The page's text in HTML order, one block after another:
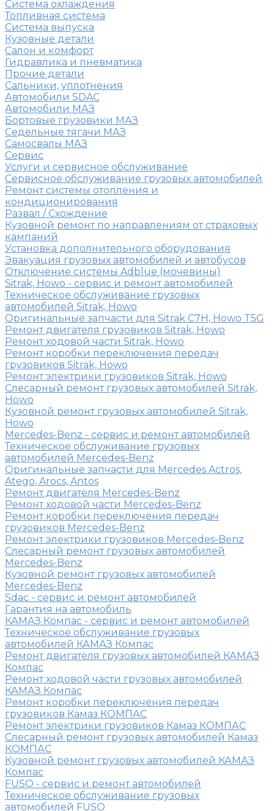
Система охлаждения
Топливная система
Система выпуска
Кузовные детали
Салон и комфорт
Гидравлика и пневматика
Прочие детали
Сальники, уплотнения
Автомобили SDAC
Автомобили МАЗ
Бортовые грузовики МАЗ
Седельные тягачи МАЗ
Самосвалы МАЗ
Сервис
Услуги и сервисное обслуживание
Сервисное обслуживание грузовых автомобилей
Ремонт системы отопления и
кондиционирования
Развал / Схождение
Кузовной ремонт по направлениям от страховых
кампаний
Установка дополнительного оборудования
Эвакуация грузовых автомобилей и автобусов
Отключение системы Adblue (мочевины)
Sitrak, Howo - сервис и ремонт автомобилей
Техническое обслуживание грузовых
автомобилей Sitrak, Howo
Оригинальные запчасти для Sitrak C7H, Howo T5G
Ремонт двигателя грузовиков Sitrak, Howo
Ремонт ходовой части Sitrak, Howo
Ремонт коробки переключения передач
грузовиков Sitrak, Howo
Ремонт электрики грузовиков Sitrak, Howo
Слесарный ремонт грузовых автомобилей Sitrak,
Howo
Кузовной ремонт грузовых автомобилей Sitrak,
Howo
Mercedes-Benz - сервис и ремонт автомобилей
Техническое обслуживание грузовых
автомобилей Mercedes-Benz
Оригинальные запчасти для Mercedes Actros,
Atego, Arocs, Antos
Ремонт двигателя Mercedes-Benz
Ремонт ходовой части Mercedes-Benz
Ремонт коробки переключения передач
грузовиков Mercedes-Benz
Ремонт электрики грузовиков Mercedes-Benz
Слесарный ремонт грузовых автомобилей
Mercedes-Benz
Кузовной ремонт грузовых автомобилей
Mercedes-Benz
Sdac - сервис и ремонт автомобилей
Гарантия на автомобиль
КАМАЗ Компас - сервис и ремонт автомобилей
Техническое обслуживание грузовых
автомобилей КАМАЗ Компас
Ремонт двигателя грузовых автомобилей КАМАЗ
Компас
Ремонт ходовой части грузовых автомобилей
КАМАЗ Компас
Ремонт коробки переключения передач
грузовиков Камаз КОМПАС
Ремонт электрики грузовиков Камаз КОМПАС
Слесарный ремонт грузовых автомобилей Камаз
КОМПАС
Кузовной ремонт грузовых автомобилей КАМАЗ
Компас
FUSO - сервис и ремонт автомобилей
Техническое обслуживание грузовых
автомобилей FUSO